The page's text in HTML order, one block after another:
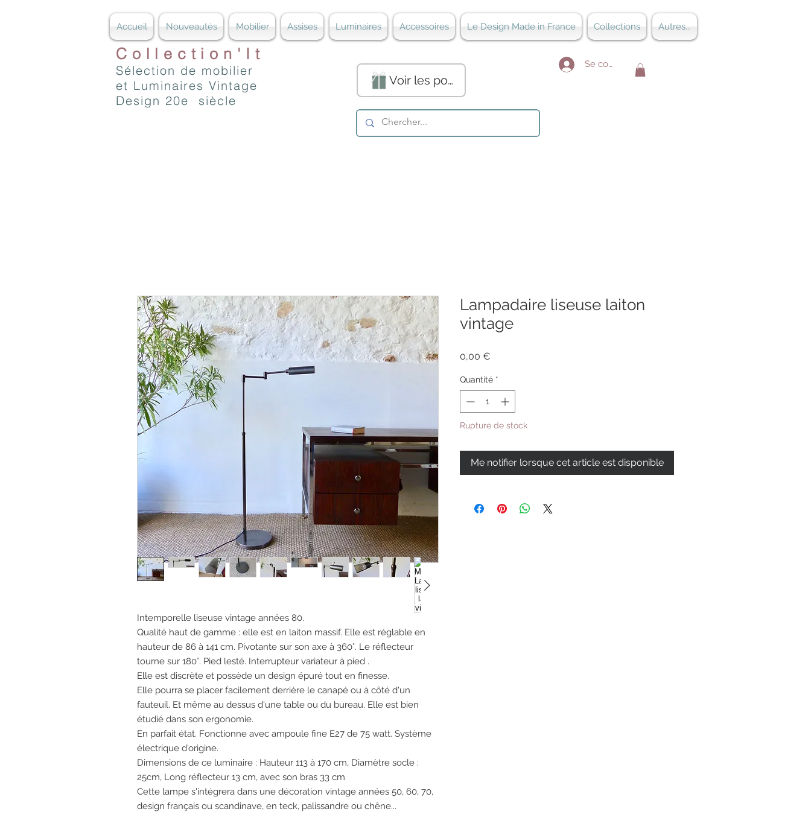
Accueil Nouveautés Mobilier Assises Luminaires Accessoires Le Design Made in France Collections Autres...
Collection'It
Sélection de mobilier
et Luminaires Vintage
Design 20e siècle
Voir les points
Se connecter
Intemporelle liseuse vintage années 80.
Qualité haut de gamme : elle est en laiton massif. Elle est réglable en
hauteur de 86 à 141 cm. Pivotante sur son axe à 360°. Le réflecteur
tourne sur 180°. Pied lesté. Interrupteur variateur à pied .
Elle est discrète et possède un design épuré tout en finesse.
Elle pourra se placer facilement derrière le canapé ou à côté d'un
fauteuil. Et même au dessus d'une table ou du bureau. Elle est bien
étudié dans son ergonomie.
En parfait état. Fonctionne avec ampoule fine E27 de 75 watt. Système
électrique d'origine.
Dimensions de ce luminaire : Hauteur 113 à 170 cm, Diamètre socle :
25cm, Long réflecteur 13 cm, avec son bras 33 cm
Cette lampe s'intégrera dans une décoration vintage années 50, 60, 70,
design français ou scandinave, en teck, palissandre ou chêne...
Lampadaire liseuse laiton
vintage
0,00 €
Quantité *
Rupture de stock
Me notifier lorsque cet article est disponible